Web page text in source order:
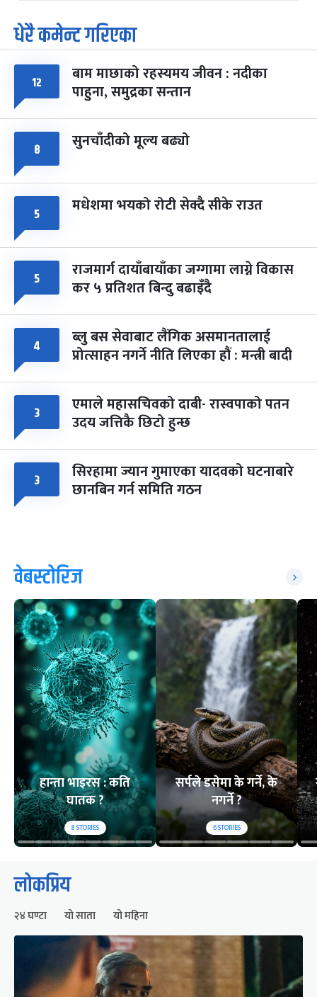
७
आइत
पूर्णिमा व्रत
चैत्र ७, २०८३-Mar 21, 2027
८ फागुपूर्णिमा
चैत्र ८, २०८३- Mar 22, 2027
७ महिना बाँकी
धेरै कमेन्ट गरिएका
१२ बाम माछाको रहस्यमय जीवन : नदीका
पाहुना, समुद्रका सन्तान
८ सुनचाँदीको मूल्य बढ्यो
५ मधेशमा भयको रोटी सेक्दै सीके राउत
५ राजमार्ग दायाँबायाँका जग्गामा लाग्ने विकास
कर ५ प्रतिशत बिन्दु बढाइँदै
४ ब्लु बस सेवाबाट लैंगिक असमानतालाई
प्रोत्साहन नगर्ने नीति लिएका हौं : मन्त्री बादी
३ एमाले महासचिवको दाबी- रास्वपाको पतन
उदय जत्तिकै छिटो हुन्छ
३ सिरहामा ज्यान गुमाएका यादवको घटनाबारे
छानबिन गर्न समिति गठन
वेबस्टोरिज
हान्ता भाइरस : कति
घातक ?
8STORIES
सर्पले डसेमा के गर्ने, के
नगर्ने ?
6STORIES
लोकप्रिय
२४ घण्टा यो साता यो महिना